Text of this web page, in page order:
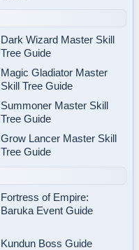
Dark Wizard Master Skill
Tree Guide
Magic Gladiator Master
Skill Tree Guide
Summoner Master Skill
Tree Guide
Grow Lancer Master Skill
Tree Guide
Fortress of Empire:
Baruka Event Guide
Kundun Boss Guide